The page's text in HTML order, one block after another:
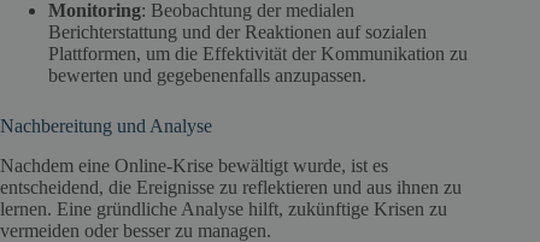
Monitoring: Beobachtung der medialen
Berichterstattung und der Reaktionen auf sozialen
Plattformen, um die Effektivität der Kommunikation zu
bewerten und gegebenenfalls anzupassen.
Nachbereitung und Analyse
Nachdem eine Online-Krise bewältigt wurde, ist es
entscheidend, die Ereignisse zu reflektieren und aus ihnen zu
lernen. Eine gründliche Analyse hilft, zukünftige Krisen zu
vermeiden oder besser zu managen.